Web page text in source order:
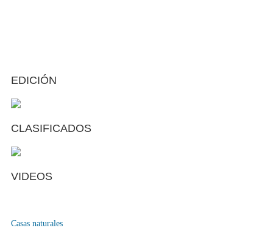
EDICIÓN
CLASIFICADOS
VIDEOS
Casas naturales